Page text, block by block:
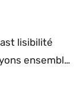
lisibilité
ensemble
qu’il y